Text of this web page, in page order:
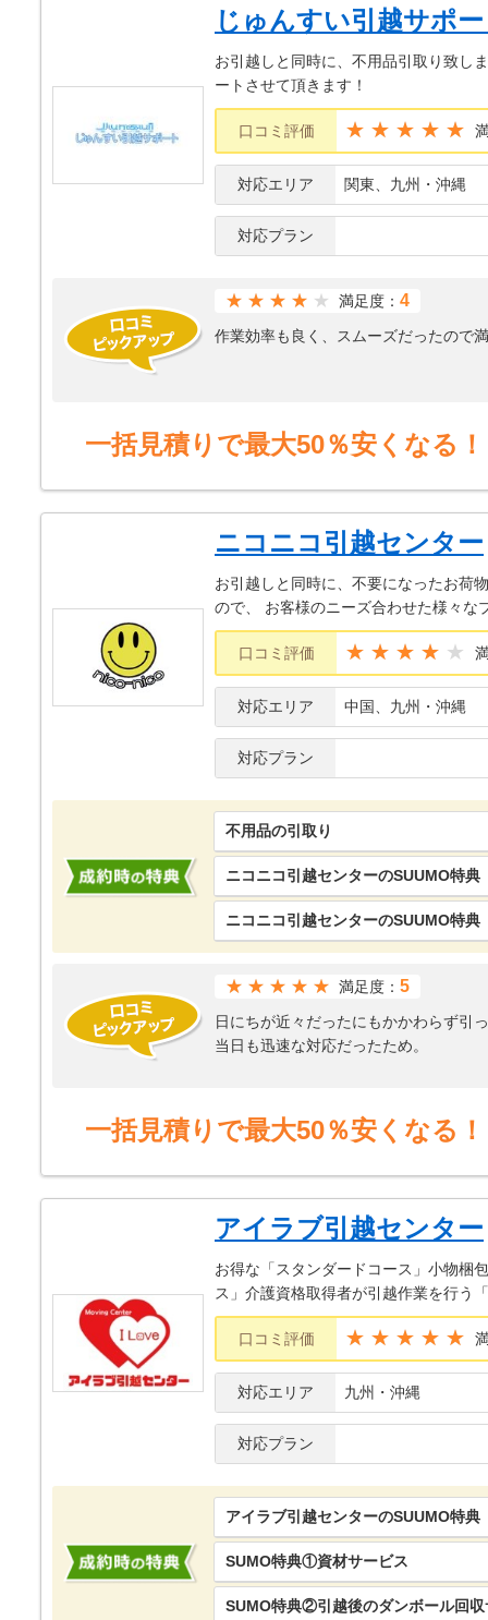
じゅんすい引越サポ
お引越しと同時に、不用品引取り致し
ートさせて頂きます！
口コミ評価 ★★★★★
対応エリア 関東、九州・沖縄
対応プラン
★★★★ 満足度： 4
作業効率も良く、スムーズだったので
一括見積りで最大50％安くなる！
ニコニコ引越センター
お引越しと同時に、不要になったお荷
ので、 お客様のニーズ合わせた様々な
口コミ評価 ★★★★
対応エリア 中国、九州・沖縄
対応プラン
不用品の引取り
ニコニコ引越センターのSUUMO特典
ニコニコ引越センターのSUUMO特典
★★★★★ 満足度： 5
日にちが近々だったにもかかわらず引
当日も迅速な対応だったため。
一括見積りで最大50％安くなる！
アイラブ引越センター
お得な「スタンダードコース」小物梱
ス」介護資格取得者が引越作業を行う
口コミ評価 ★★★★★
対応エリア 九州・沖縄
対応プラン
アイラブ引越センターのSUUMO特典
SUMO特典①資材サービス
SUMO特典②引越後のダンボール回収